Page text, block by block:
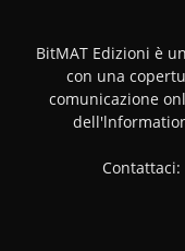
BitMAT Edizioni è
con una
comunicazione
Contattaci: